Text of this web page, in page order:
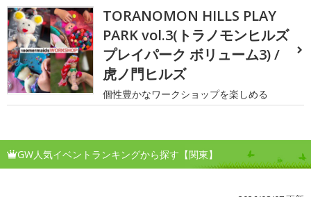
TORANOMON HILLS PLAY
PARK vol.3(トラノモンヒルズ
プレイパーク ボリューム3) /
虎ノ門ヒルズ
個性豊かなワークショップを楽しめる
GW人気イベントランキングから探す【関東】